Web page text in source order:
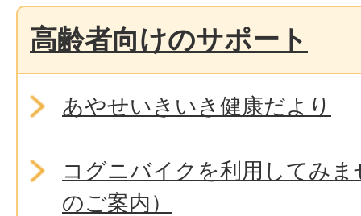
高齢者向けのサポート
あやせいきいき健康だより
コグニバイクを利用してみ
のご案内）